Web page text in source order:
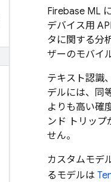
Firebase ML
デバイス用
タに関する分
ザーのモバイ
テキスト認識
デルには、同
よりも高い確
ンド トリッ
せん。
カスタムモデ
るモデルは